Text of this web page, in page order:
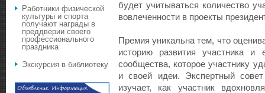
будет учитываться количество
вовлеченности в проекты
Премия уникальна тем, что
историю развития участника и
сообщества, которое участнику
и своей идеи. Экспертный
изучает, как участник
Работники физической
культуры и спорта
получают награды в
преддверии своего
профессионального
праздника
Экскурсия в библиотеку